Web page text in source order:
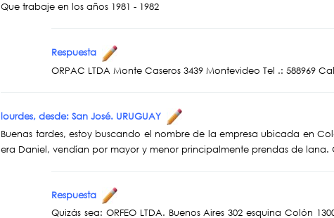
Que trabaje en los años 1981 - 1982
Respuesta
ORPAC LTDA Monte Caseros 3439 Montevideo Tel .: 588969
lourdes, desde: San José. URUGUAY
Buenas tardes, estoy buscando el nombre de la empresa ubicada en
era Daniel, vendían por mayor y menor principalmente prendas de lana.
Respuesta
Quizás sea: ORFEO LTDA. Buenos Aires 302 esquina Colón